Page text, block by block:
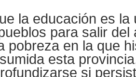
la educación es la
para salir del
pobreza en la que
esta
si